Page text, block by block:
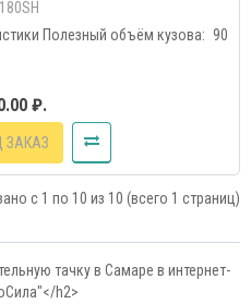
Полезный объём кузова: 90
₽.
ЗАКАЗ
с 1 по 10 из 10 (всего 1 страниц)
тачку в Самаре в интернет-
h2>